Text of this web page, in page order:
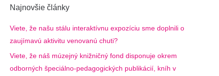
Najnovšie články
Viete, že našu stálu interaktívnu expozíciu sme doplnili o
zaujímavú aktivitu venovanú chuti?
Viete, že náš múzejný knižničný fond disponuje okrem
odborných špeciálno-pedagogických publikácií, kníh v